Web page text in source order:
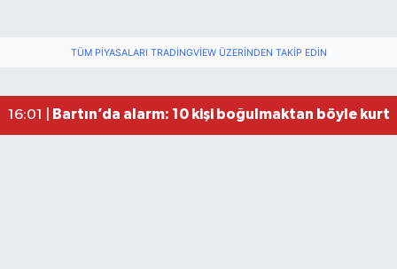
TÜM PIYASALARI TRADINGVIEW ÜZERINDEN TAKIP EDIN
16:01 |
Bartın’da alarm: 10 kişi boğulmaktan böyle